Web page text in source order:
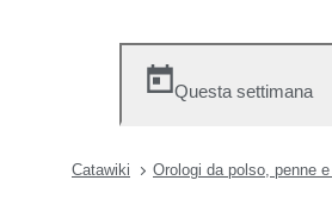
Questa settimana
Catawiki Orologi da polso, penne